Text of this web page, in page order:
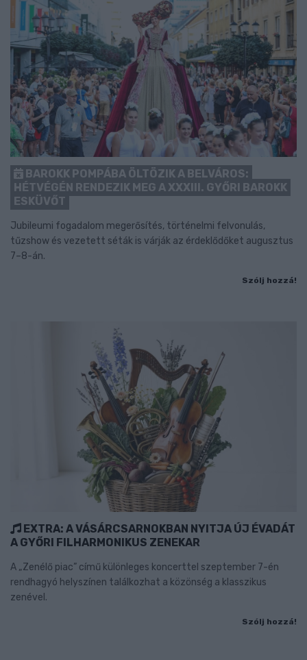
BAROKK POMPÁBA ÖLTÖZIK A BELVÁROS:
HÉTVÉGÉN RENDEZIK MEG A XXXIII. GYŐRI BAROKK
ESKÜVŐT
Jubileumi fogadalom megerősítés, történelmi felvonulás,
tűzshow és vezetett séták is várják az érdeklődőket augusztus
7–8-án.
Szólj hozzá!
EXTRA: A VÁSÁRCSARNOKBAN NYITJA ÚJ ÉVADÁT
A GYŐRI FILHARMONIKUS ZENEKAR
A „Zenélő piac” című különleges koncerttel szeptember 7-én
rendhagyó helyszínen találkozhat a közönség a klasszikus
zenével.
Szólj hozzá!